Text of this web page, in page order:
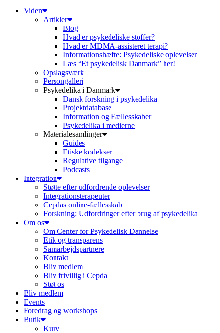
Viden
Artikler
Blog
Hvad er psykedeliske stoffer?
Hvad er MDMA-assisteret terapi?
Informationshæfte: Psykedeliske oplevelser
Læs “Et psykedelisk Danmark” her!
Opslagsværk
Persongalleri
Psykedelika i Danmark
Dansk forskning i psykedelika
Projektdatabase
Information og Fællesskaber
Psykedelika i medierne
Materialesamlinger
Guides
Etiske kodekser
Regulative tilgange
Podcasts
Integration
Støtte efter udfordrende oplevelser
Integrationsterapeuter
Cepdas online-fællesskab
Forskning: Udfordringer efter brug af psykedelika
Om os
Om Center for Psykedelisk Dannelse
Etik og transparens
Samarbejdspartnere
Kontakt
Bliv medlem
Bliv frivillig i Cepda
Støt os
Bliv medlem
Events
Foredrag og workshops
Butik
Kurv